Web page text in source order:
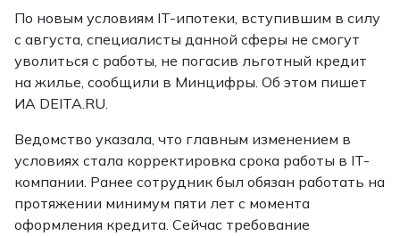
По новым условиям IT-ипотеки, вступившим в силу
с августа, специалисты данной сферы не смогут
уволиться с работы, не погасив льготный кредит
на жилье, сообщили в Минцифры. Об этом пишет
ИА DEITA.RU.
Ведомство указала, что главным изменением в
условиях стала корректировка срока работы в IT-
компании. Ранее сотрудник был обязан работать на
протяжении минимум пяти лет с момента
оформления кредита. Сейчас требование